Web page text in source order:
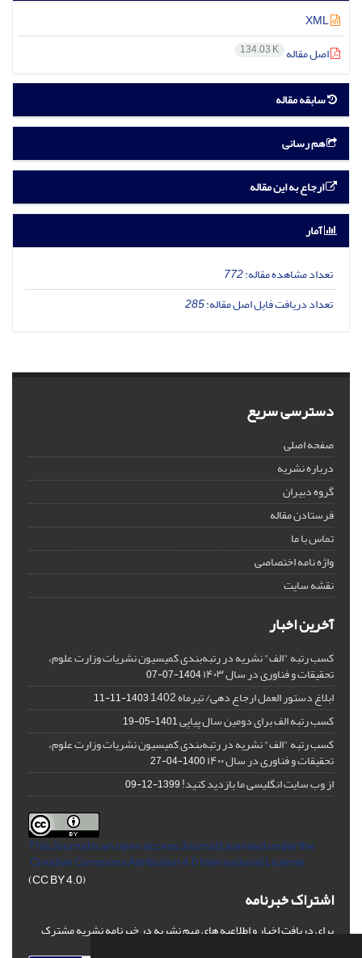
اصل مقاله 134.03 K
سابقه مقاله
هم رسانی
ارجاع به این مقاله
آمار
تعداد مشاهده مقاله:772
تعداد دریافت فایل اصل مقاله:285
دسترسی سریع
صفحه اصلی
درباره نشریه
گروه دبیران
فرستادن مقاله
تماس با ما
واژه نامه اختصاصی
نقشه سایت
آخرین اخبار
کسب رتبه "الف" نشریه در رتبه‌بندی کمیسیون نشریات وزارت علوم،
تحقیقات و فناوری در سال ۱۴۰۳ 1404-07-07
ابلاغ دستور العمل ارجاع دهی/ تیرماه 1402 1403-11-11
کسب رتبه الف برای دومین سال پیاپی1401-05-19
کسب رتبه "الف" نشریه در رتبه‌بندی کمیسیون نشریات وزارت علوم،
تحقیقات و فناوری در سال ۱۴۰۰ 1400-04-27
از وب سایت انگلیسی ما بازدید کنید!1399-12-09
This Journal is an open access Journal Licensedunder the
Creative Commons Attribution 4.0 International License
(CC BY 4.0)
اشتراک خبرنامه
برای دریافت اخبار و اطلاعیه های مهم نشریه در خبرنامه نشریه مشترک